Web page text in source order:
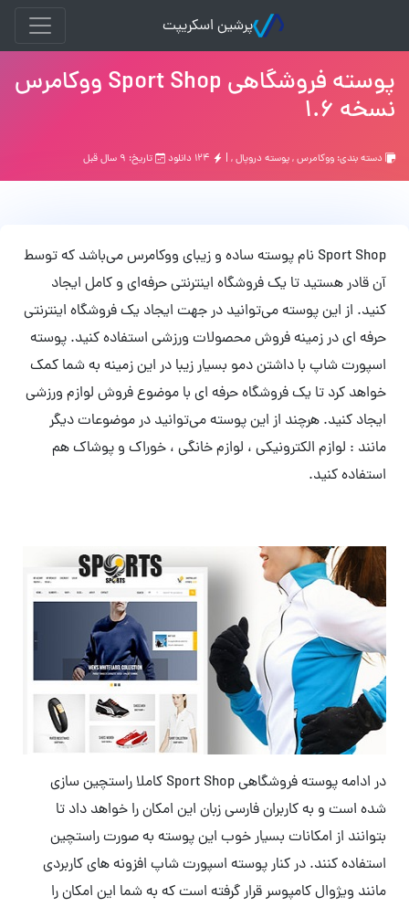
پرشین اسکریپت
پوسته فروشگاهی Sport Shop ووکامرس
نسخه 1.6
دسته بندی: ووکامرس,پوسته دروپال, | تاریخ: ۹ سال قبل
Sport Shop نام پوسته ساده و زیبای ووکامرس می‌باشد که توسط
آن قادر هستید تا یک فروشگاه اینترنتی حرفه‌ای و کامل ایجاد
کنید. از این پوسته می‌توانید در جهت ایجاد یک فروشگاه اینترنتی
حرفه ای در زمینه فروش محصولات ورزشی استفاده کنید. پوسته
اسپورت شاپ با داشتن دمو بسیار زیبا در این زمینه به شما کمک
خواهد کرد تا یک فروشگاه حرفه ای با موضوع فروش لوازم ورزشی
ایجاد کنید. هرچند از این پوسته می‌توانید در موضوعات دیگر
مانند : لوازم الکترونیکی ، لوازم خانگی ، خوراک و پوشاک هم
استفاده کنید.
در ادامه پوسته فروشگاهی Sport Shop کاملا راستچین سازی
شده است و به کاربران فارسی زبان این امکان را خواهد داد تا
بتوانند از امکانات بسیار خوب این پوسته به صورت راستچین
استفاده کنند. در کنار پوسته اسپورت شاپ افزونه های کاربردی
مانند ویژوال کامپوسر قرار گرفته است که به شما این امکان را